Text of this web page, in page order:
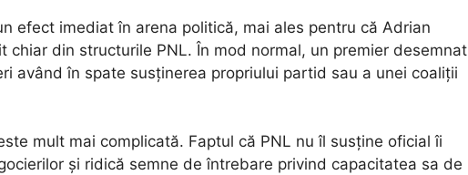
efect imediat în arena politică, mai ales pentru că Adrian
chiar din structurile PNL. În mod normal, un premier desemnat
având în spate susținerea propriului partid sau a unei coaliții
mult mai complicată. Faptul că PNL nu îl susține oficial îi
și ridică semne de întrebare privind capacitatea sa de